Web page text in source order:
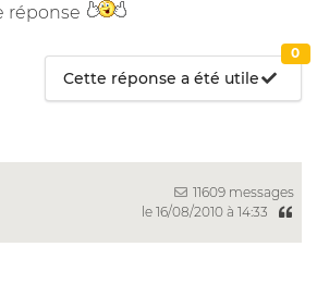
réponse
Cette réponse a été utile
0
11609 messages
le 16/08/2010 à 14:33